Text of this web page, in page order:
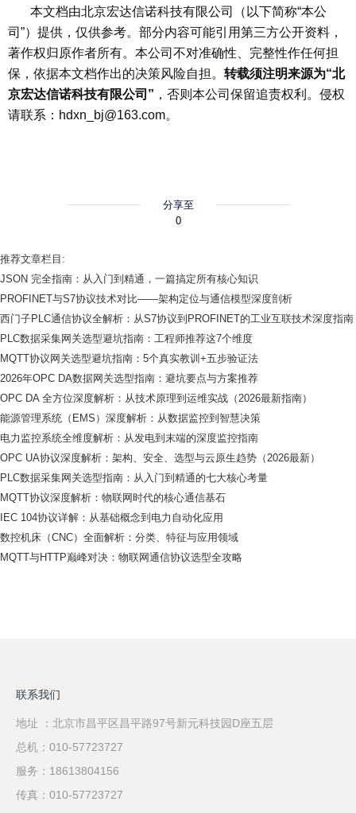
本文档由北京宏达信诺科技有限公司（以下简称“本公
司”）提供，仅供参考。部分内容可能引用第三方公开资料，
著作权归原作者所有。本公司不对准确性、完整性作任何担
保，依据本文档作出的决策风险自担。 转载须注明来源为“北
京宏达信诺科技有限公司” ，否则本公司保留追责权利。侵权
请联系：hdxn_bj@163.com。
分享至
0
推荐文章栏目:
JSON 完全指南：从入门到精通，一篇搞定所有核心知识
PROFINET与S7协议技术对比——架构定位与通信模型深度剖析
西门子PLC通信协议全解析：从S7协议到PROFINET的工业互联技术深度指南
PLC数据采集网关选型避坑指南：工程师推荐这7个维度
MQTT协议网关选型避坑指南：5个真实教训+五步验证法
2026年OPC DA数据网关选型指南：避坑要点与方案推荐
OPC DA 全方位深度解析：从技术原理到运维实战（2026最新指南）
能源管理系统（EMS）深度解析：从数据监控到智慧决策
电力监控系统全维度解析：从发电到末端的深度监控指南
OPC UA协议深度解析：架构、安全、选型与云原生趋势（2026最新）
PLC数据采集网关选型指南：从入门到精通的七大核心考量
MQTT协议深度解析：物联网时代的核心通信基石
IEC 104协议详解：从基础概念到电力自动化应用
数控机床（CNC）全面解析：分类、特征与应用领域
MQTT与HTTP巅峰对决：物联网通信协议选型全攻略
联系我们
地址 ：北京市昌平区昌平路97号新元科技园D座五层
总机：010-57723727
服务：18613804156
传真：010-57723727